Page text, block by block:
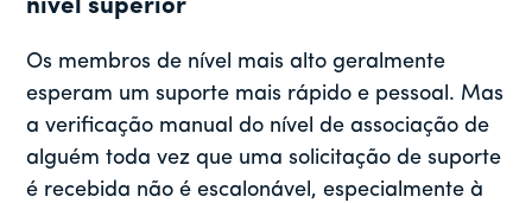
nível superior
Os membros de nível mais alto geralmente
esperam um suporte mais rápido e pessoal. Mas
a verificação manual do nível de associação de
alguém toda vez que uma solicitação de suporte
é recebida não é escalonável, especialmente à